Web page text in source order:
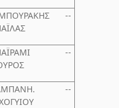
--
--
--